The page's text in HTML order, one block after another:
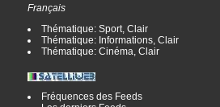
Français
Thématique: Sport, Clair
Thématique: Informations, Clair
Thématique: Cinéma, Clair
Fréquences des Feeds